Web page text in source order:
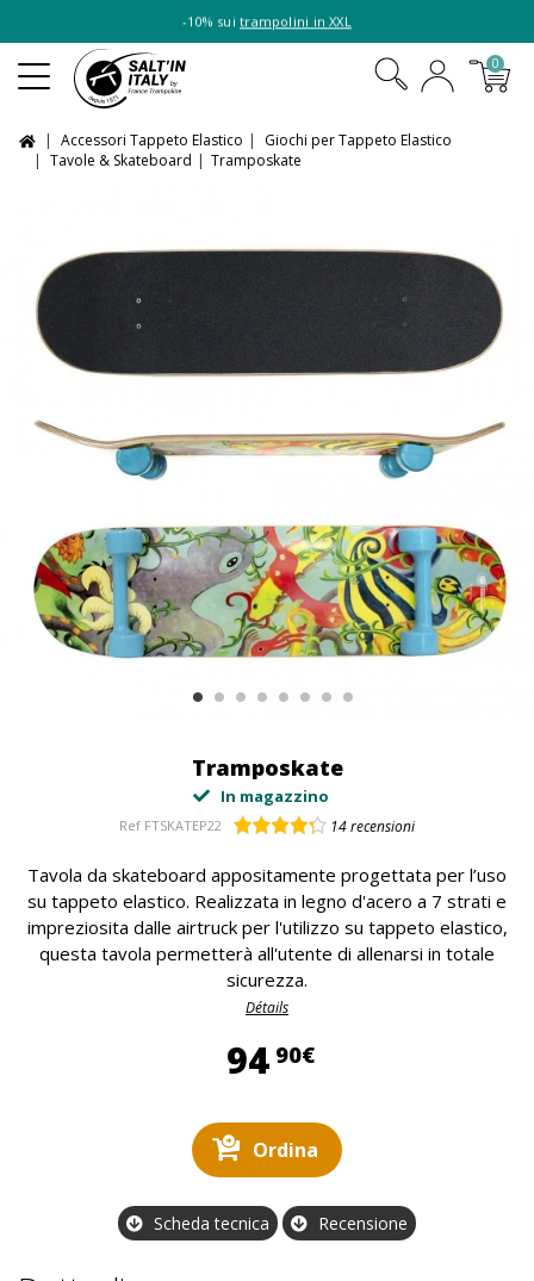
-10% suitrampolini in XXL
0
Accessori Tappeto Elastico
Giochi per Tappeto Elastico
Tavole & Skateboard
Tramposkate
Tramposkate
In magazzino
Ref FTSKATEP22 14recensioni
Tavola da skateboard appositamente progettata per l’uso
su tappeto elastico. Realizzata in legno d'acero a 7 strati e
impreziosita dalle airtruck per l'utilizzo su tappeto elastico,
questa tavola permetterà all'utente di allenarsi in totale
sicurezza.
Détails
94 90€94,90 €
Ordina
Scheda tecnica Recensione